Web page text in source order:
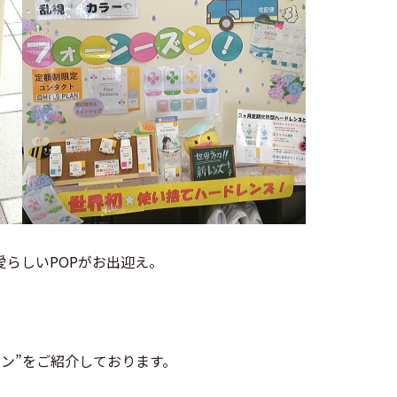
らしいPOPがお出迎え。
”をご紹介しております。